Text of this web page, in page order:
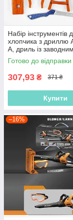
Набір інструментів
хлопчика з дриллю
A, дриль із заводним
механізмом
Готово до відправки
307,93 ₴ 371 ₴
Купити
–16%